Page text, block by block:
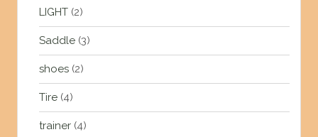
LIGHT(2)
Saddle(3)
shoes(2)
Tire(4)
trainer(4)